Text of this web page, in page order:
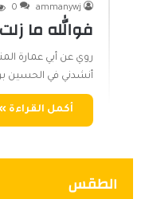
ammanywj
0
فوالله ما
روي عن أبي عمارة
أنشدني في الحسين
أكمل القراءة »
الطقس